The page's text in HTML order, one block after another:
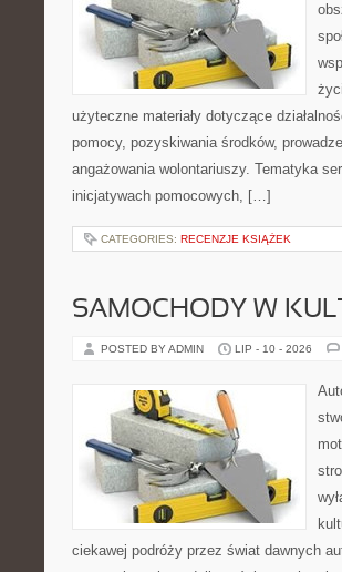
użyteczne materiały dotyczące
pomocy, pozyskiwania środków,
angażowania wolontariuszy. Tematyka
inicjatywach pomocowych, […]
CATEGORIES: RECENZJE KSIĄŻEK
SAMOCHODY W
POSTED BY ADMIN LIP - 10 - 2026
ciekawej podróży przez świat dawnych